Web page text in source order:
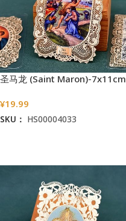
圣马龙 (Saint Maron)-7x11cm
¥19.99
SKU： HS00004033